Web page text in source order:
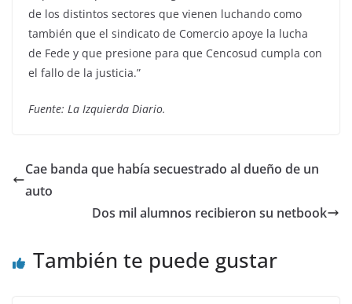
de los distintos sectores que vienen luchando como
también que el sindicato de Comercio apoye la lucha
de Fede y que presione para que Cencosud cumpla con
el fallo de la justicia.”
Fuente: La Izquierda Diario.
Cae banda que había secuestrado al dueño de un
auto
Dos mil alumnos recibieron su netbook
También te puede gustar